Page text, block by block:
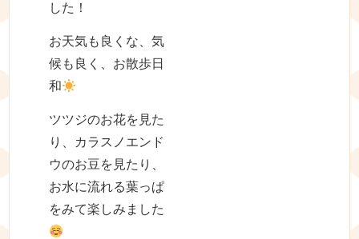
した！
お天気も良くな、気
候も良く、お散歩日
和
ツツジのお花を見た
り、カラスノエンド
ウのお豆を見たり、
お水に流れる葉っぱ
をみて楽しみました